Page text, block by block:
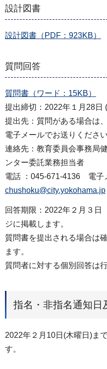
設計図書
設計図書（PDF：923KB）
質問回答
質問書（ワード：15KB）
提出締切：2022年１月28
提出先：質問がある場合は
電子メールでお送りください
連絡先：教育委員会事務局
ンター委託業務担当者
電話 ：045-671-4136 電子
chushoku@city.yokohama.jp
回答期限：2022年２月３日
ジに掲載します。
質問書を提出される場合は
ます。
質問者に対する個別回答は
指名・非指名通知日
2022年２月10日(木曜日)ま
す。